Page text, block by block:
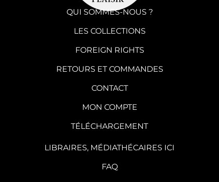
QUI SOMMES-NOUS ?
LES COLLECTIONS
FOREIGN RIGHTS
RETOURS ET COMMANDES
CONTACT
MON COMPTE
TÉLÉCHARGEMENT
LIBRAIRES, MÉDIATHÉCAIRES ICI
FAQ